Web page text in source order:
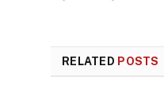
RELATED POSTS